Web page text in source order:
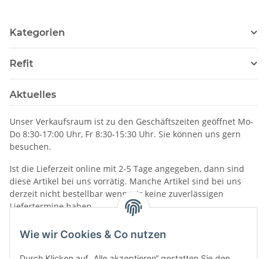
Wie wir Cookies & Co nutzen
Kategorien
Refit
Aktuelles
Unser Verkaufsraum ist zu den Geschäftszeiten geöffnet Mo-
Do 8:30-17:00 Uhr, Fr 8:30-15:30 Uhr. Sie können uns gern
besuchen.
Ist die Lieferzeit online mit 2-5 Tage angegeben, dann sind
diese Artikel bei uns vorrätig. Manche Artikel sind bei uns
derzeit nicht bestellbar wenn wir keine zuverlässigen
Liefertermine haben.
Informationen